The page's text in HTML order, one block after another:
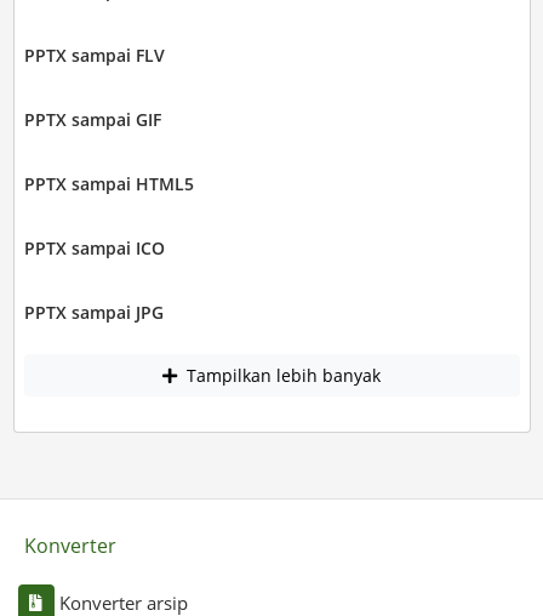
PPTX sampai FLV
PPTX sampai GIF
PPTX sampai HTML5
PPTX sampai ICO
PPTX sampai JPG
Tampilkan lebih banyak
Konverter
Konverter arsip